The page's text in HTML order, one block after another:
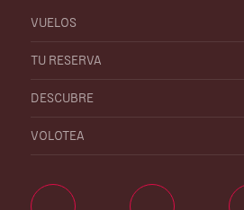
VUELOS
TU RESERVA
DESCUBRE
VOLOTEA